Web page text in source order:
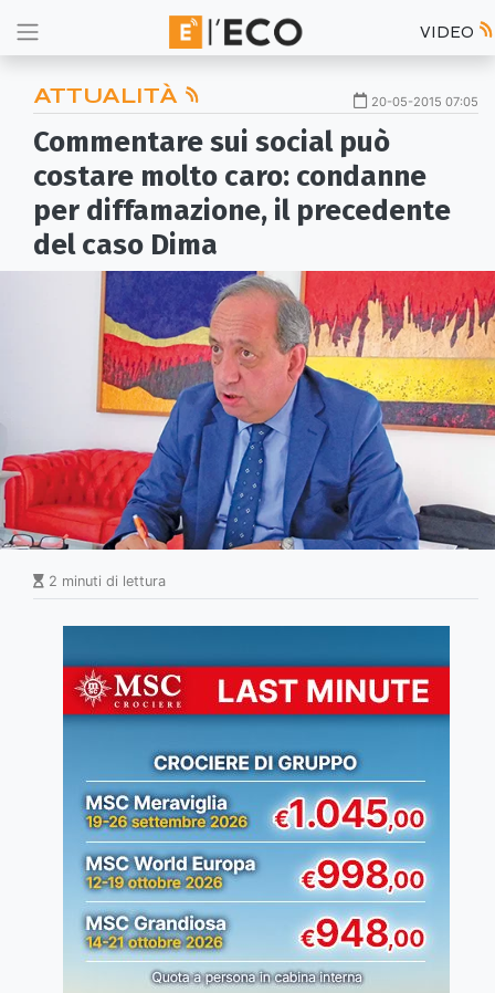
VIDEO
ATTUALITÀ 20-05-2015 07:05
Commentare sui social può
costare molto caro: condanne
per diffamazione, il precedente
del caso Dima
2 minuti di lettura